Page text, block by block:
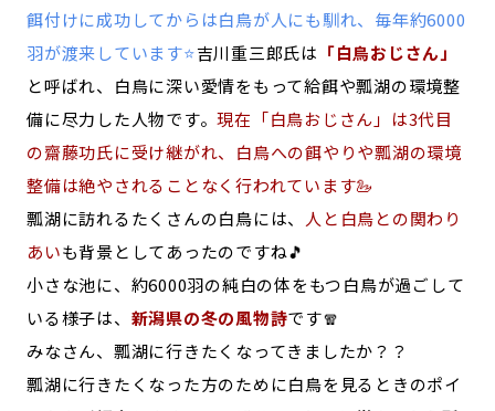
餌付けに成功してからは白鳥が人にも馴れ、毎年約6000
羽が渡来しています⭐吉川重三郎氏は 「白鳥おじさん」
と呼ばれ、白鳥に深い愛情をもって給餌や瓢湖の環境整
備に尽力した人物です。現在「白鳥おじさん」は3代目
の齋藤功氏に受け継がれ、白鳥への餌やりや瓢湖の環境
整備は絶やされることなく行われています🦢
瓢湖に訪れるたくさんの白鳥には、 人と白鳥との関わり
あいも背景としてあったのですね🎵
小さな池に、約6000羽の純白の体をもつ白鳥が過ごして
いる様子は、 新潟県の冬の風物詩です🧣
みなさん、瓢湖に行きたくなってきましたか？？
瓢湖に行きたくなった方のために白鳥を見るときのポイ